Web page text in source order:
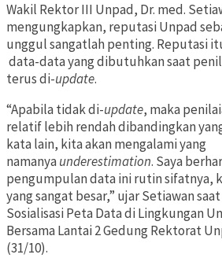
Wakil Rektor III Unpad, Dr. med.
mengungkapkan, reputasi Unpad
unggul sangatlah penting. Reputasi
data-data yang dibutuhkan saat
terus di-update.
“Apabila tidak di-update, maka
relatif lebih rendah dibandingkan
kata lain, kita akan mengalami yang
namanyaunderestimation. Saya
pengumpulan data ini rutin sifatnya,
yang sangat besar,” ujar Setiawan
Sosialisasi Peta Data di Lingkungan
Bersama Lantai 2 Gedung Rektorat
(31/10).